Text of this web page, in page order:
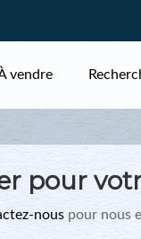
vendre
pour
nous pour nous